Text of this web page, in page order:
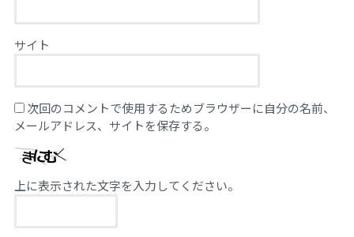
サイト
次回のコメントで使用するためブラウザーに自分の名前、
メールアドレス、サイトを保存する。
上に表示された文字を入力してください。